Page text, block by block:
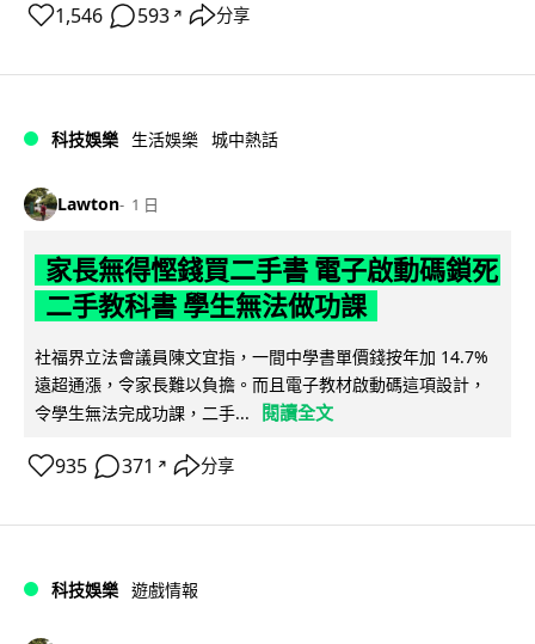
1,546 593 ↗ 分享
科技娛樂 生活娛樂 城中熱話
Lawton 1 日
家長無得慳錢買二手書 電子啟動碼鎖死
二手教科書 學生無法做功課
社福界立法會議員陳文宜指，一間中學書單價錢按年加 14.7%
遠超通漲，令家長難以負擔。而且電子教材啟動碼這項設計，
令學生無法完成功課，二手...
閱讀全文
935 371 ↗ 分享
科技娛樂 遊戲情報